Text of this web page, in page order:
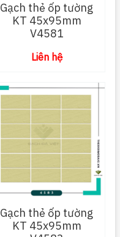
Gạch thẻ ốp tường
KT 45x95mm
V4581
Liên hệ
Gạch thẻ ốp tường
KT 45x95mm